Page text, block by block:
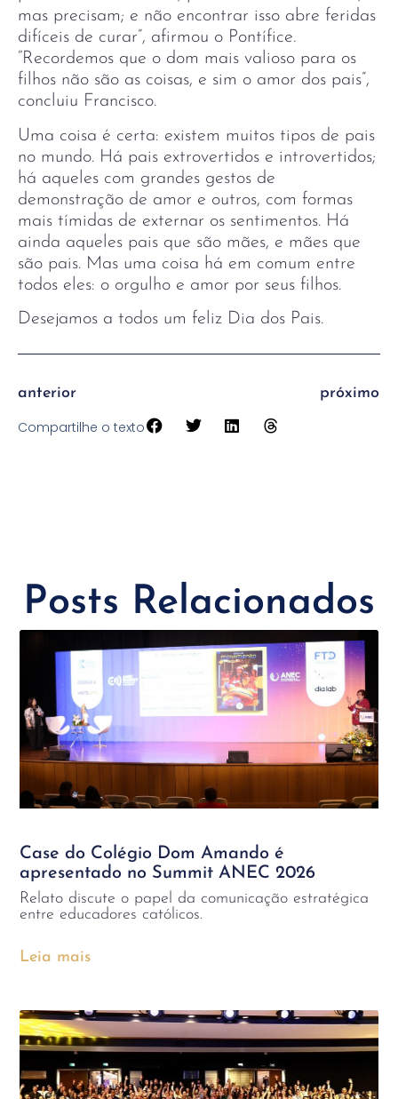
mas precisam; e não encontrar isso abre feridas
difíceis de curar”, afirmou o Pontífice.
“Recordemos que o dom mais valioso para os
filhos não são as coisas, e sim o amor dos pais”,
concluiu Francisco.
Uma coisa é certa: existem muitos tipos de pais
no mundo. Há pais extrovertidos e introvertidos;
há aqueles com grandes gestos de
demonstração de amor e outros, com formas
mais tímidas de externar os sentimentos. Há
ainda aqueles pais que são mães, e mães que
são pais. Mas uma coisa há em comum entre
todos eles: o orgulho e amor por seus filhos.
Desejamos a todos um feliz Dia dos Pais.
anterior próximo
Compartilhe o texto
Posts Relacionados
Case do Colégio Dom Amando é
apresentado no Summit ANEC 2026
Relato discute o papel da comunicação estratégica
entre educadores católicos.
Leia mais